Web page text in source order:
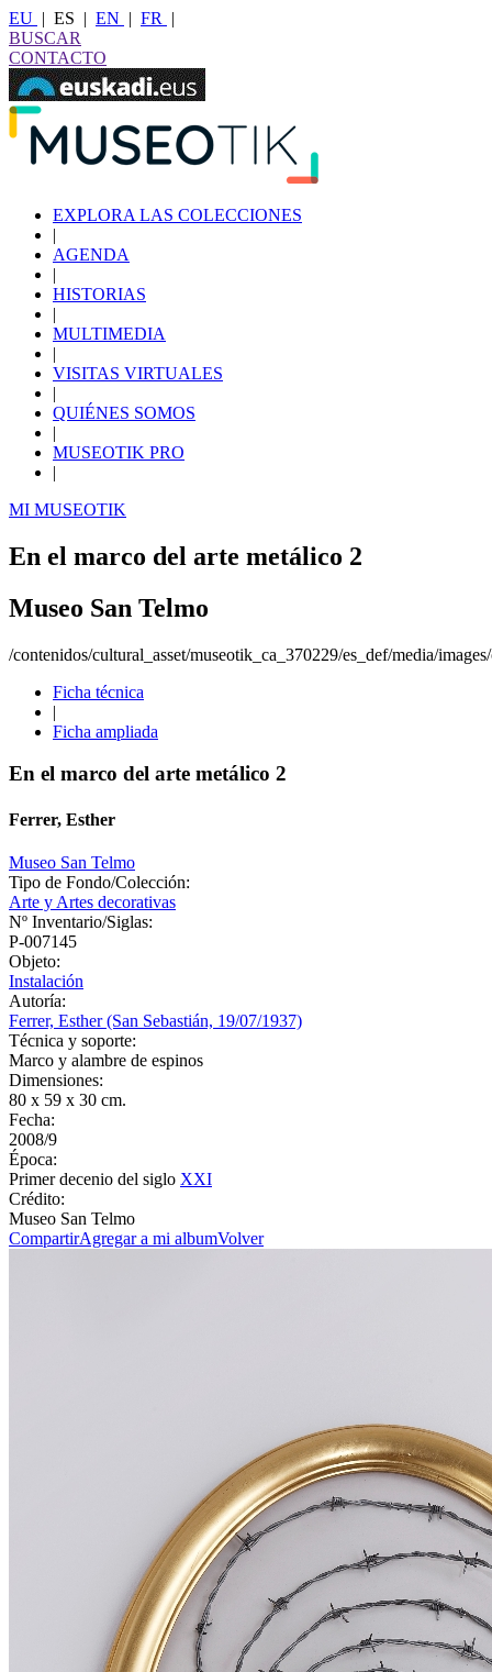
EU | ES | EN | FR
|
BUSCAR
CONTACTO
EXPLORA LAS COLECCIONES
|
AGENDA
|
HISTORIAS
|
MULTIMEDIA
|
VISITAS VIRTUALES
|
QUIÉNES SOMOS
|
MUSEOTIK PRO
|
MI MUSEOTIK
En el marco del arte metálico 2
Museo San Telmo
/contenidos/cultural_asset/museotik_ca_370229/es_def/media/
Ficha técnica
|
Ficha ampliada
En el marco del arte metálico 2
Ferrer, Esther
Museo San Telmo
Tipo de Fondo/Colección:
Arte y Artes decorativas
Nº Inventario/Siglas:
P-007145
Objeto:
Instalación
Autoría:
Ferrer, Esther (San Sebastián, 19/07/1937)
Técnica y soporte:
Marco y alambre de espinos
Dimensiones:
80 x 59 x 30 cm.
Fecha:
2008/9
Época:
Primer decenio del siglo XXI
Crédito:
Museo San Telmo
CompartirAgregar a mi albumVolver